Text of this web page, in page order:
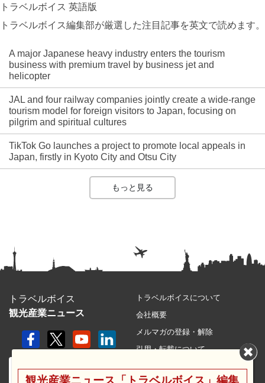
トラベルボイス 英語版
トラベルボイス編集部が厳選した注目記事を英文で読めます。
A major Japanese heavy industry enters the tourism
business with premium travel by business jet and
helicopter
JAL and four railway companies jointly create a wide-range
tourism model for foreign visitors to Japan, focusing on
pilgrim and spiritual cultures
TikTok Go launches a project to promote local appeals in
Japan, firstly in Kyoto City and Otsu City
もっと見る
トラベルボイス
観光産業ニュース
トラベルボイスについて
会社概要
メルマガの登録・解除
引用・転載について
観光産業ニュース「トラベルボイス」編集